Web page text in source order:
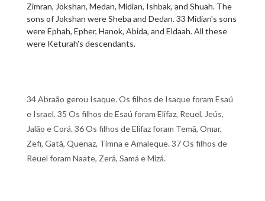
Zimran, Jokshan, Medan, Midian, Ishbak, and Shuah. The
sons of Jokshan were Sheba and Dedan. 33 Midian's sons
were Ephah, Epher, Hanok, Abida, and Eldaah. All these
were Keturah's descendants.
34 Abraão gerou Isaque. Os filhos de Isaque foram Esaú
e Israel. 35 Os filhos de Esaú foram Elifaz, Reuel, Jeús,
Jalão e Corá. 36 Os filhos de Elifaz foram Temã, Omar,
Zefi, Gatã, Quenaz, Timna e Amaleque. 37 Os filhos de
Reuel foram Naate, Zerá, Samá e Mizá.